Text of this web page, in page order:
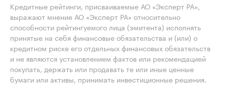
Кредитные рейтинги, присваиваемые АО «Эксперт РА»,
выражают мнение АО «Эксперт РА» относительно
способности рейтингуемого лица (эмитента) исполнять
принятые на себя финансовые обязательства и (или) о
кредитном риске его отдельных финансовых обязательств
и не являются установлением фактов или рекомендацией
покупать, держать или продавать те или иные ценные
бумаги или активы, принимать инвестиционные решения.